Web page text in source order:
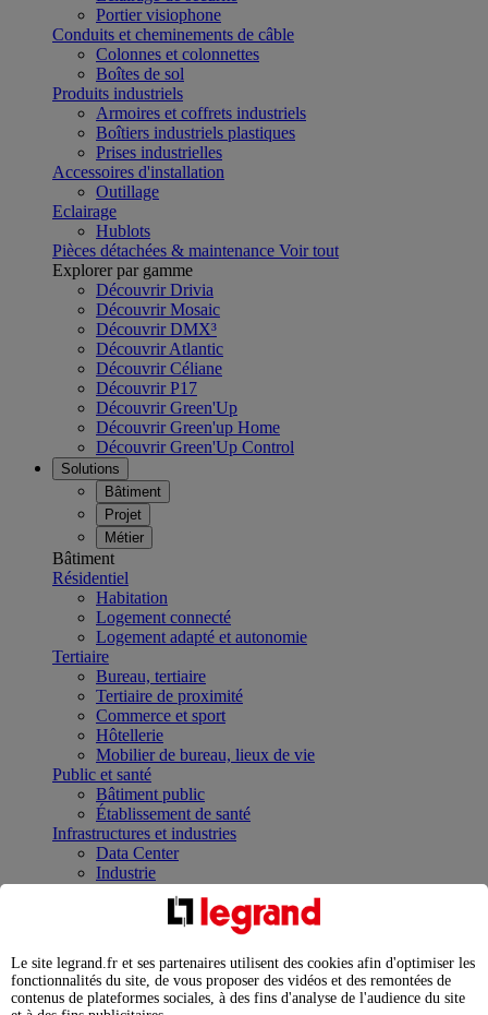
Portier visiophone
Conduits et cheminements de câble
Colonnes et colonnettes
Boîtes de sol
Produits industriels
Armoires et coffrets industriels
Boîtiers industriels plastiques
Prises industrielles
Accessoires d'installation
Outillage
Eclairage
Hublots
Pièces détachées & maintenance Voir tout
Explorer par gamme
Découvrir Drivia
Découvrir Mosaic
Découvrir DMX³
Découvrir Atlantic
Découvrir Céliane
Découvrir P17
Découvrir Green'Up
Découvrir Green'up Home
Découvrir Green'Up Control
Solutions
Bâtiment
Projet
Métier
Bâtiment
Résidentiel
Habitation
Logement connecté
Logement adapté et autonomie
Tertiaire
Bureau, tertiaire
Tertiaire de proximité
Commerce et sport
Hôtellerie
Mobilier de bureau, lieux de vie
Public et santé
Bâtiment public
Établissement de santé
Infrastructures et industries
Data Center
Industrie
Infrastructures
Contrôler et planifier le fonctionnement des appareils
Répartir et optimiser son tableau électrique
Legrand Data Center Solutions : concentrer les
expertises au service de vos performances
Le site legrand.fr et ses partenaires utilisent des cookies afin d'optimiser les
fonctionnalités du site, de vous proposer des vidéos et des remontées de
contenus de plateformes sociales, à des fins d'analyse de l'audience du site